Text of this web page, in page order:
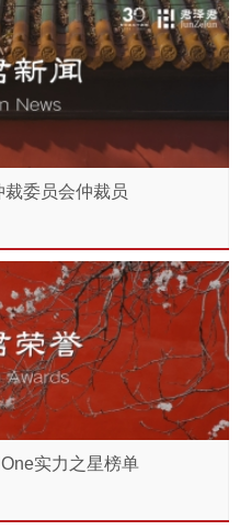
委员会仲裁员
实力之星榜单